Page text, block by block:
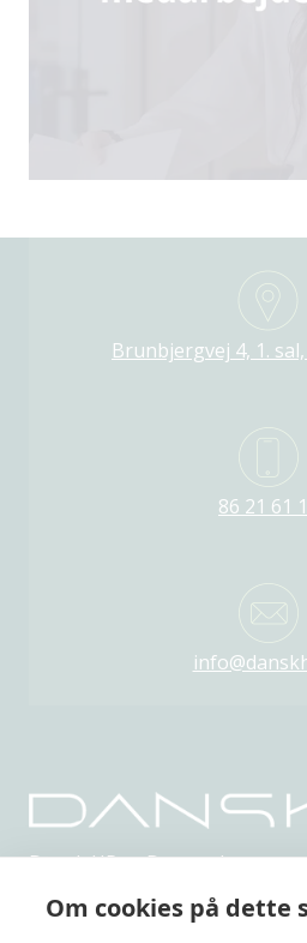
Brunbjergvej 4, 1.
86 21 61
Dansk HR er Danmarks
netværksbaserede
Om cookies på dette